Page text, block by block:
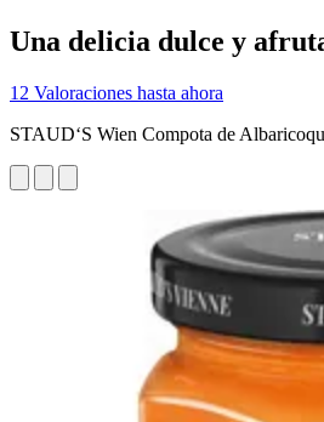
Una delicia dulce y
12 Valoraciones hasta ahora
STAUD‘S Wien Compota de